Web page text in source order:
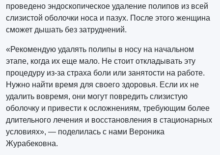
проведено эндоскопическое удаление полипов из всей
слизистой оболочки носа и пазух. После этого женщина
сможет дышать без затруднений.
«Рекомендую удалять полипы в носу на начальном
этапе, когда их еще мало. Не стоит откладывать эту
процедуру из-за страха боли или занятости на работе.
Нужно найти время для своего здоровья. Если их не
удалить вовремя, они могут повредить слизистую
оболочку и привести к осложнениям, требующим более
длительного лечения и восстановления в стационарных
условиях», — поделилась с нами Вероника
Журабековна.